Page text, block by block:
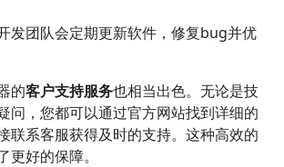
发团队会定期更新软件，修复bug并优
的客户支持服务也相当出色。无论是技
问，您都可以通过官方网站找到详细的
联系客服获得及时的支持。这种高效的
更好的保障。